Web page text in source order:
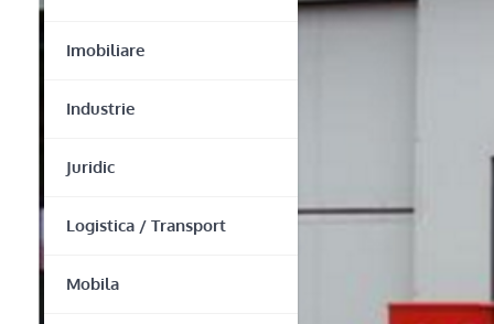
Imobiliare
Industrie
Juridic
Logistica / Transport
Mobila